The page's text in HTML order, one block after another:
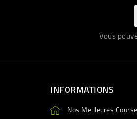
Vous
INFORMATIONS
Nos Meilleures